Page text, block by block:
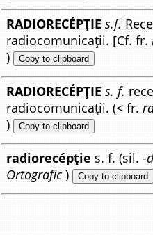
RADIORECÉPȚIE s.f.
radiocomunicații. [Cf. fr.
) Copy to clipboard
RADIORECÉPȚIE s. f.
radiocomunicații. (< fr.
) Copy to clipboard
radiorecépție s. f. (sil.-
Ortografic ) Copy to clipboard